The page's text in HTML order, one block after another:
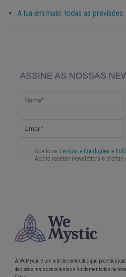
A lua em maio: todas as previsões
A WeMystic é um site de conteúdos que poderão
decisões mais conscientes e fundamentadas na